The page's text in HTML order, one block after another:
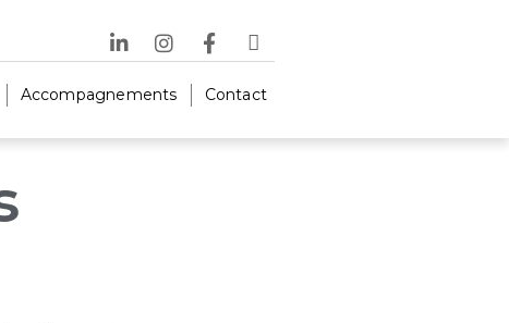
Accompagnements Contact